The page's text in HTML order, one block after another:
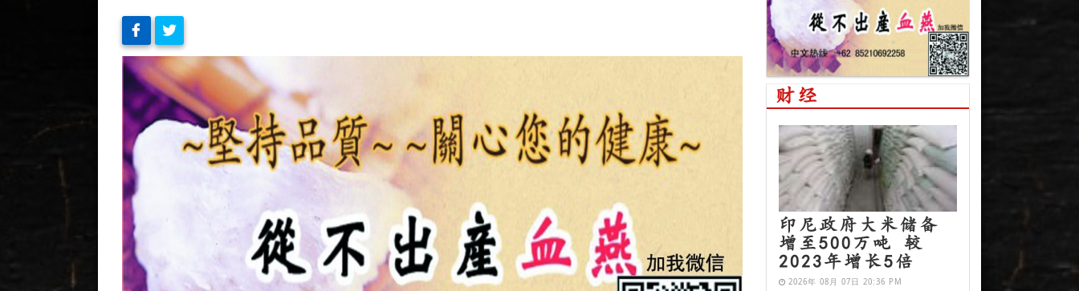
财经
印尼政府大米储备
增至500万吨 较
2023年增长5倍
2026年 08月 07日 20:36 PM